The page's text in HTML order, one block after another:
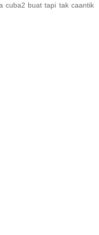
cuba2 buat tapi tak caantik